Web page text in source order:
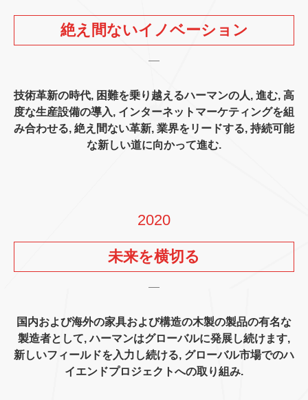
絶え間ないイノベーション
技術革新の時代, 困難を乗り越えるハーマンの人, 進む, 高
度な生産設備の導入, インターネットマーケティングを組
み合わせる, 絶え間ない革新, 業界をリードする, 持続可能
な新しい道に向かって進む.
2020
未来を横切る
国内および海外の家具および構造の木製の製品の有名な
製造者として, ハーマンはグローバルに発展し続けます,
新しいフィールドを入力し続ける, グローバル市場でのハ
イエンドプロジェクトへの取り組み.